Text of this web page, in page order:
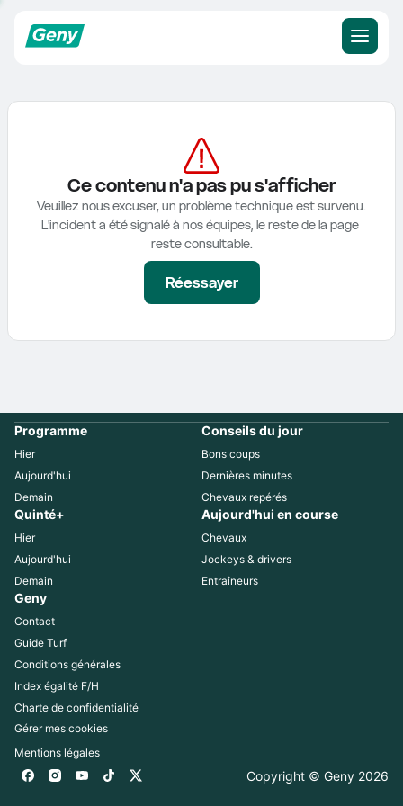
Ce contenu n'a pas pu s'afficher
Veuillez nous excuser, un problème technique est survenu.
L'incident a été signalé à nos équipes, le reste de la page
reste consultable.
Réessayer
Programme
Hier
Aujourd'hui
Demain
Conseils du jour
Bons coups
Dernières minutes
Chevaux repérés
Quinté+
Hier
Aujourd'hui
Demain
Aujourd'hui en course
Chevaux
Jockeys & drivers
Entraîneurs
Geny
Contact
Guide Turf
Conditions générales
Index égalité F/H
Charte de confidentialité
Gérer mes cookies
Mentions légales
Copyright © Geny 2026